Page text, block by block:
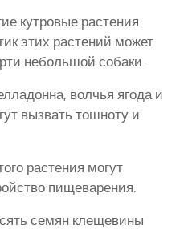
кутровые растения.
этих растений может
небольшой собаки.
волчья ягода и
вызвать тошноту и
растения могут
пищеварения.
семян клещевины